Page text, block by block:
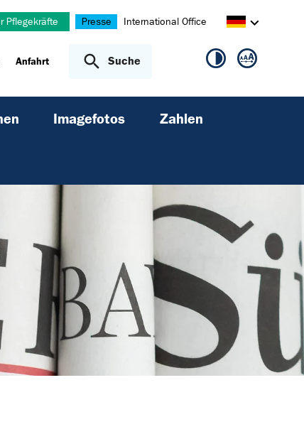
Pflegekräfte Presse International Office
Anfahrt Suche
Imagefotos Zahlen